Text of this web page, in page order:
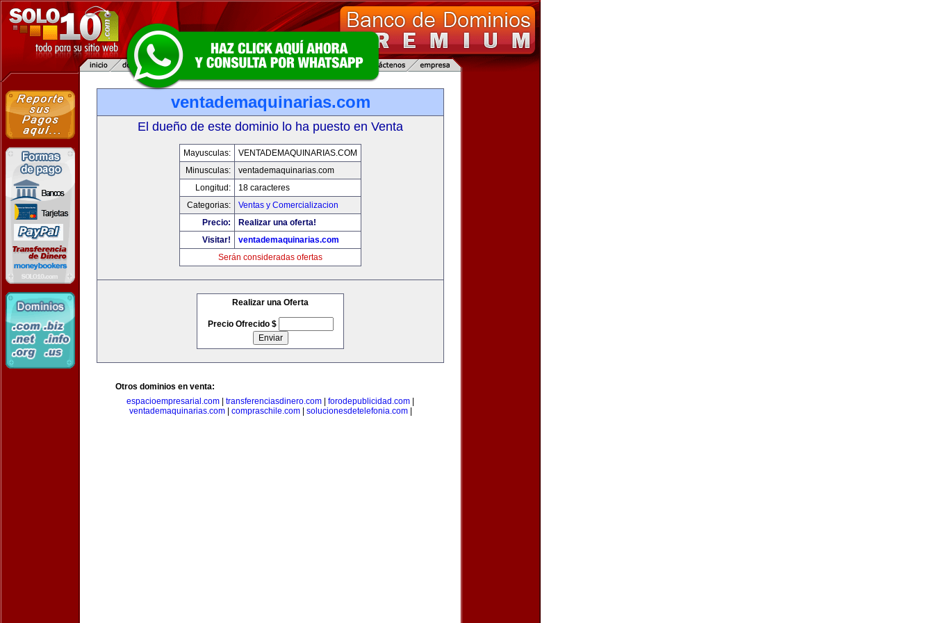
ventademaquinarias.com
El dueño de este dominio lo ha puesto en Venta
Mayusculas:
VENTADEMAQUINARIAS.COM
Minusculas:
ventademaquinarias.com
Longitud:
18 caracteres
Categorias:
Ventas y Comercializacion
Precio:
Realizar una oferta!
Visitar!
ventademaquinarias.com
Serán consideradas ofertas
Realizar una Oferta
Precio Ofrecido $
Otros dominios en venta:
espacioempresarial.com
transferenciasdinero.com forodepublicidad.com
ventademaquinarias.com| compraschile.com| solucionesdetelefonia.com|